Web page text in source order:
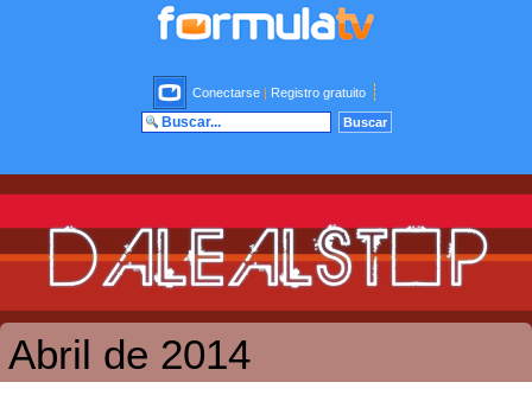
Conectarse | Registro gratuito
Abril de 2014